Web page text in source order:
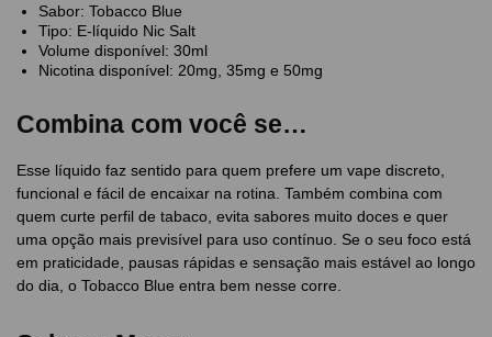
Sabor: Tobacco Blue
Tipo: E-líquido Nic Salt
Volume disponível: 30ml
Nicotina disponível: 20mg, 35mg e 50mg
Combina com você se…
Esse líquido faz sentido para quem prefere um vape discreto,
funcional e fácil de encaixar na rotina. Também combina com
quem curte perfil de tabaco, evita sabores muito doces e quer
uma opção mais previsível para uso contínuo. Se o seu foco está
em praticidade, pausas rápidas e sensação mais estável ao longo
do dia, o Tobacco Blue entra bem nesse corre.